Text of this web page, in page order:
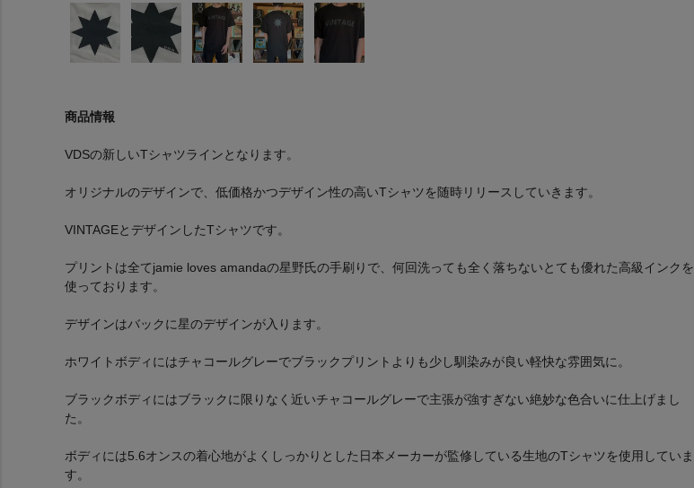
商品情報
VDSの新しいTシャツラインとなります。
オリジナルのデザインで、低価格かつデザイン性の高いTシャツを随時リリースしていきます。
VINTAGEとデザインしたTシャツです。
プリントは全てjamie loves amandaの星野氏の手刷りで、何回洗っても全く落ちないとても優れた高級インクを
使っております。
デザインはバックに星のデザインが入ります。
ホワイトボディにはチャコールグレーでブラックプリントよりも少し馴染みが良い軽快な雰囲気に。
ブラックボディにはブラックに限りなく近いチャコールグレーで主張が強すぎない絶妙な色合いに仕上げまし
た。
ボディには5.6オンスの着心地がよくしっかりとした日本メーカーが監修している生地のTシャツを使用していま
す。